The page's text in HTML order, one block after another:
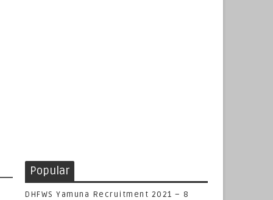
Popular
DHFWS Yamuna Recruitment 2021 – 8